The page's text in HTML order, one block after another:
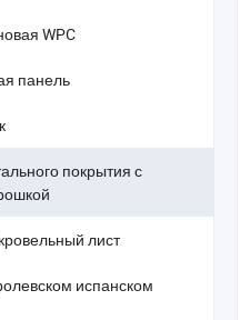
WPC
панель
покрытия с
лист
испанском